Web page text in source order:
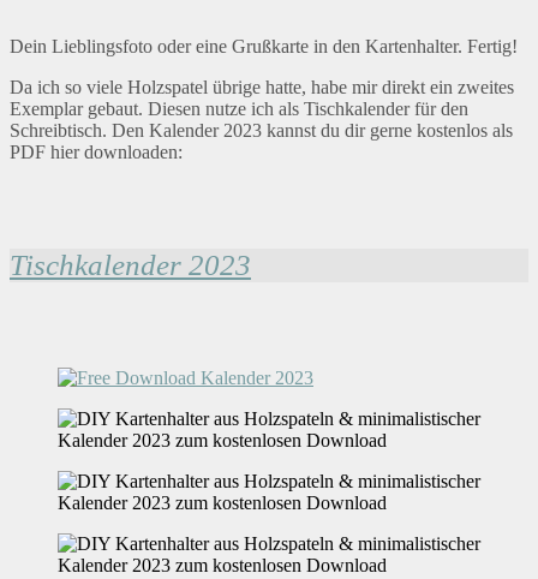
Dein Lieblingsfoto oder eine Grußkarte in den Kartenhalter. Fertig!
Da ich so viele Holzspatel übrige hatte, habe mir direkt ein zweites
Exemplar gebaut. Diesen nutze ich als Tischkalender für den
Schreibtisch. Den Kalender 2023 kannst du dir gerne kostenlos als
PDF hier downloaden:
Tischkalender 2023